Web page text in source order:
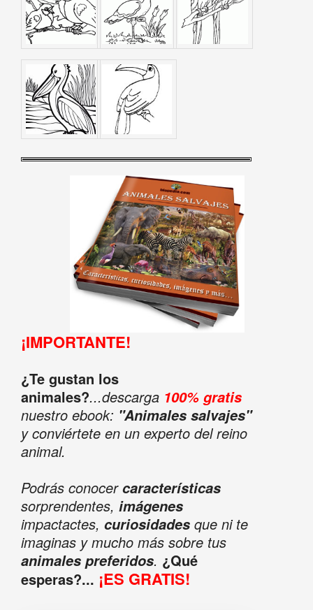
¡IMPORTANTE!
¿Te gustan los
animales?...descarga 100% gratis
nuestro ebook: "Animales salvajes"
y conviértete en un experto del reino
animal.
Podrás conocercaracterísticas
sorprendentes, imágenes
impactactes, curiosidadesque ni te
imaginas y mucho más sobre tus
animales preferidos. ¿Qué
esperas?... ¡ES GRATIS!